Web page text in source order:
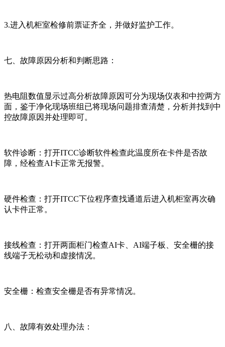
3.进入机柜室检修前票证齐全，并做好监护工作。
七、故障原因分析和判断思路：
热电阻数值显示过高分析故障原因可分为现场仪表和中控两方
面，鉴于净化现场班组已将现场问题排查清楚，分析并找到中
控故障原因并处理即可。
软件诊断：打开ITCC诊断软件检查此温度所在卡件是否故
障，经检查AI卡正常无报警。
硬件检查：打开ITCC下位程序查找通道后进入机柜室再次确
认卡件正常。
接线检查：打开两面柜门检查AI卡、AI端子板、安全栅的接
线端子无松动和虚接情况。
安全栅：检查安全栅是否有异常情况。
八、故障有效处理办法：